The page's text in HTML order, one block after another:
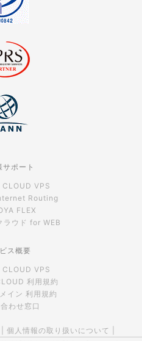
サポート
CLOUD VPS
Routing
FLEX
ラウド for WEB
ス概要
CLOUD VPS
利用規約
イン 利用規約
わせ窓口
個人情報の取り扱いについて